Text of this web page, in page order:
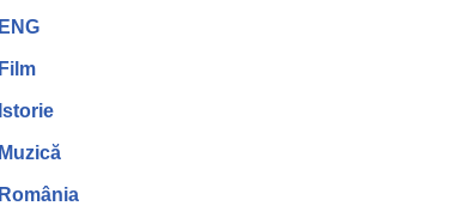
ENG
Film
Istorie
Muzică
România